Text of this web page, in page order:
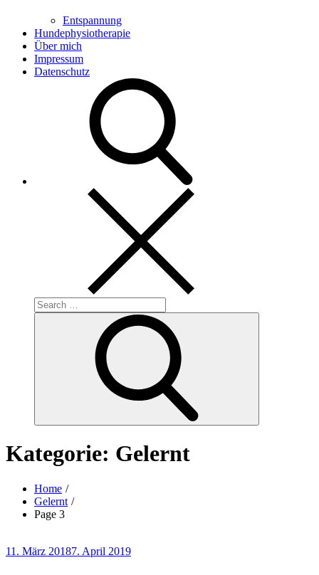
Entspannung
Hundephysiotherapie
Über mich
Impressum
Datenschutz
Search
for:
Kategorie: Gelernt
Home
Gelernt
Page 3
Posted
11. März 20187. April 2019